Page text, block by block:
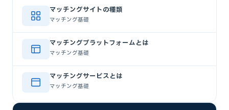
マッチングサイトの種類
マッチング基礎
マッチングプラットフォームとは
マッチング基礎
マッチングサービスとは
マッチング基礎